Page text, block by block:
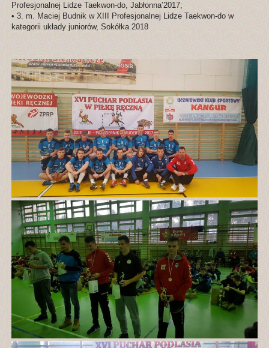
Profesjonalnej Lidze Taekwon-do, Jabłonna’2017;
• 3. m. Maciej Budnik w XIII Profesjonalnej Lidze Taekwon-do w
kategorii układy juniorów, Sokółka 2018